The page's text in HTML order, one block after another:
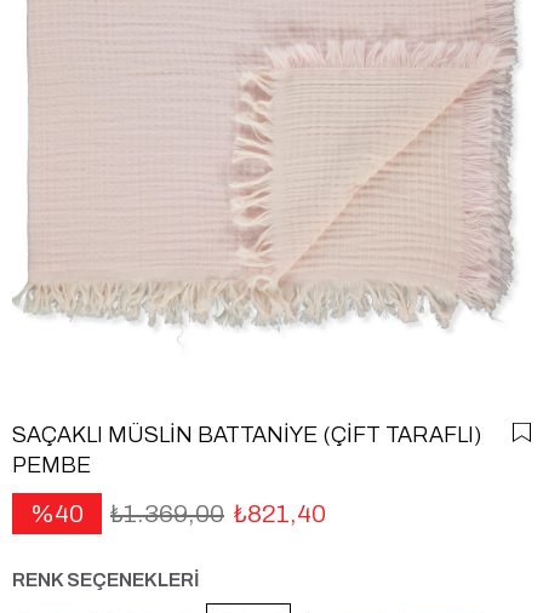
SAÇAKLI MÜSLİN BATTANİYE (ÇİFT TARAFLI)
PEMBE
40 ₺1.369,00 ₺821,40
RENK SEÇENEKLERİ